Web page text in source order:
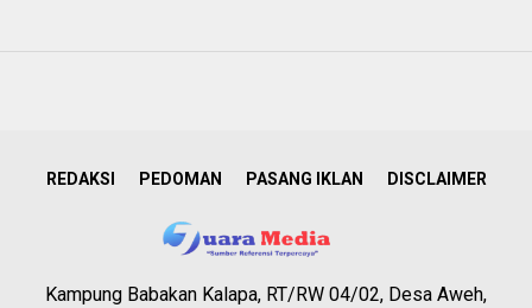
REDAKSI PEDOMAN PASANG IKLAN DISCLAIMER
Kampung Babakan Kalapa, RT/RW 04/02, Desa Aweh,